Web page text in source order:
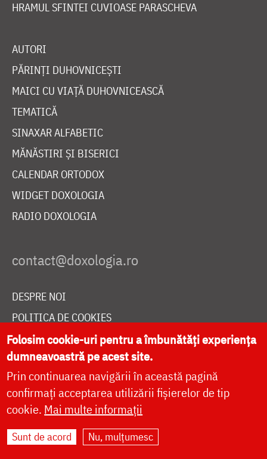
HRAMUL SFINTEI CUVIOASE PARASCHEVA
AUTORI
PĂRINȚI DUHOVNICEȘTI
MAICI CU VIAȚĂ DUHOVNICEASCĂ
TEMATICĂ
SINAXAR ALFABETIC
MĂNĂSTIRI ȘI BISERICI
CALENDAR ORTODOX
WIDGET DOXOLOGIA
RADIO DOXOLOGIA
DESPRE NOI
POLITICA DE COOKIES
DONEAZĂ ONLINE PENTRU CATEDRALA NAȚIONALĂ
LIVE
Site dezvoltat deDOXOLOGIA MEDIA
Folosim cookie-uri pentru a îmbunătăți experiența
dumneavoastră pe acest site.
Prin continuarea navigării în această pagină
confirmați acceptarea utilizării fișierelor de tip
cookie. Mai multe informații
Sunt de acord Nu, mulțumesc